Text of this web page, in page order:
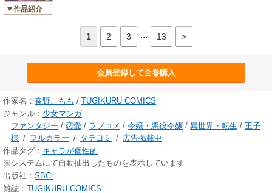
作品紹介
1 2 3 ... 13 >
会員登録して全巻購入
作家名： 春野こもも / TUGIKURU COMICS
ジャンル： 少女マンガ
ファンタジー / 恋愛 / ラブコメ / 令嬢・悪役令嬢 / 異世界・転生 / 王子
様 / フルカラー / タテヨミ / 広告掲載中
作品タグ： キャラが個性的
※システムにて自動抽出したものを表示しています
出版社： SBCr
雑誌： TUGIKURU COMICS